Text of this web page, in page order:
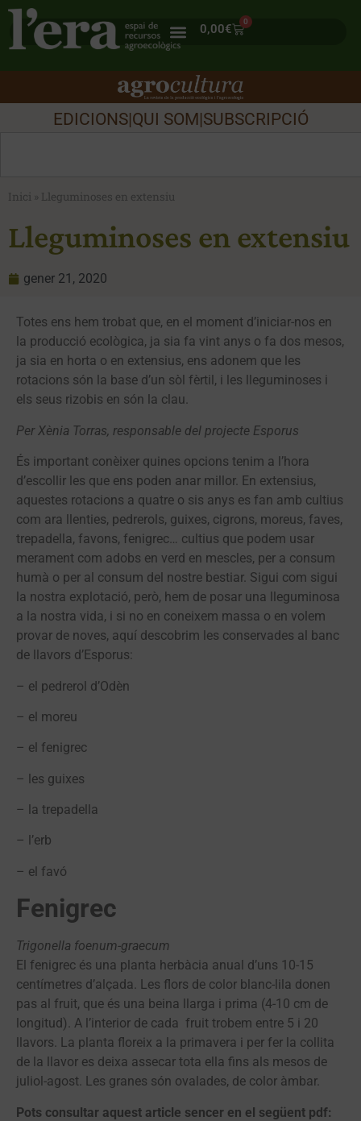
0,00€
0
EDICIONS|QUI SOM|SUBSCRIPCIÓ
Inici » Lleguminoses en extensiu
Lleguminoses en extensiu
gener 21, 2020
Totes ens hem trobat que, en el moment d’iniciar-nos en
la producció ecològica, ja sia fa vint anys o fa dos mesos,
ja sia en horta o en extensius, ens adonem que les
rotacions són la base d’un sòl fèrtil, i les lleguminoses i
els seus rizobis en són la clau.
Per Xènia Torras, responsable del projecte Esporus
És important conèixer quines opcions tenim a l’hora
d’escollir les que ens poden anar millor. En extensius,
aquestes rotacions a quatre o sis anys es fan amb cultius
com ara llenties, pedrerols, guixes, cigrons, moreus, faves,
trepadella, favons, fenigrec… cultius que podem usar
merament com adobs en verd en mescles, per a consum
humà o per al consum del nostre bestiar. Sigui com sigui
la nostra explotació, però, hem de posar una lleguminosa
a la nostra vida, i si no en coneixem massa o en volem
provar de noves, aquí descobrim les conservades al banc
de llavors d’Esporus:
– el pedrerol d’Odèn
– el moreu
– el fenigrec
– les guixes
– la trepadella
– l’erb
– el favó
Fenigrec
Trigonella foenum-graecum
El fenigrec és una planta herbàcia anual d’uns 10-15
centímetres d’alçada. Les flors de color blanc-lila donen
pas al fruit, que és una beina llarga i prima (4-10 cm de
longitud). A l’interior de cada fruit trobem entre 5 i 20
llavors. La planta floreix a la primavera i per fer la collita
de la llavor es deixa assecar tota ella fins als mesos de
juliol-agost. Les granes són ovalades, de color àmbar.
Pots consultar aquest article sencer en el següent pdf: